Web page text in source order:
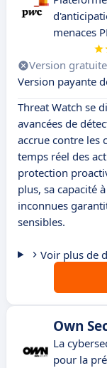
menaces
Version gratuite
Version payante
Threat Watch se
avancées de
accrue contre les
temps réel des
protection
plus, sa capacité
inconnues
sensibles.
Voir plus de
Own
La
pour la